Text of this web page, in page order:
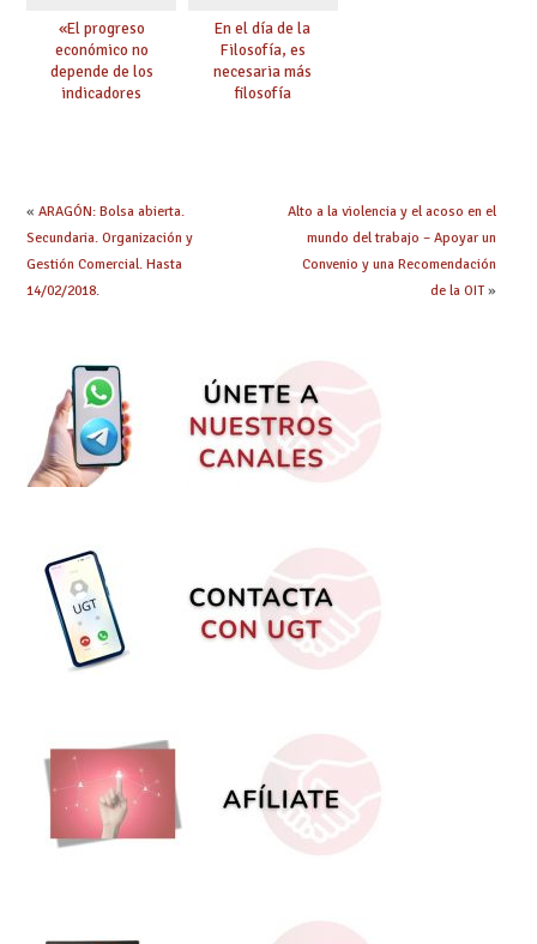
«El progreso
económico no
depende de los
indicadores
En el día de la
Filosofía, es
necesaria más
filosofía
« ARAGÓN: Bolsa abierta.
Secundaria. Organización y
Gestión Comercial. Hasta
14/02/2018.
Alto a la violencia y el acoso en el
mundo del trabajo – Apoyar un
Convenio y una Recomendación
de la OIT»